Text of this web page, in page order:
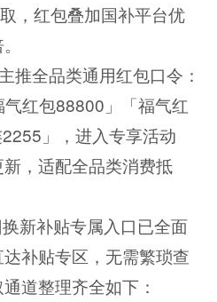
，红包叠加国补平台优
推全品类通用红包口令：
红包88800」「福气红
」，进入专享活动
，适配全品类消费抵
新补贴专属入口已全面
补贴专区，无需繁琐查
道整理齐全如下：